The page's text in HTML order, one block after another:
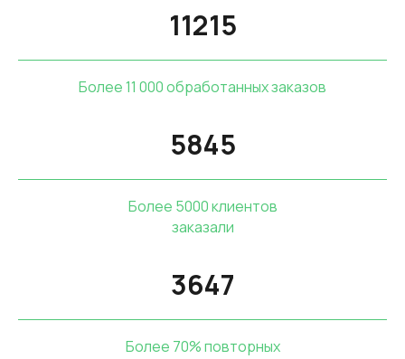
11215
Более 11 000 обработанных заказов
5845
Более 5000 клиентов
заказали
3647
Более 70% повторных